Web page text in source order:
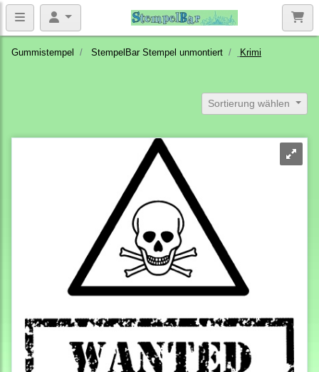
Gummistempel StempelBar Stempel unmontiert Krimi
Sortierung wählen